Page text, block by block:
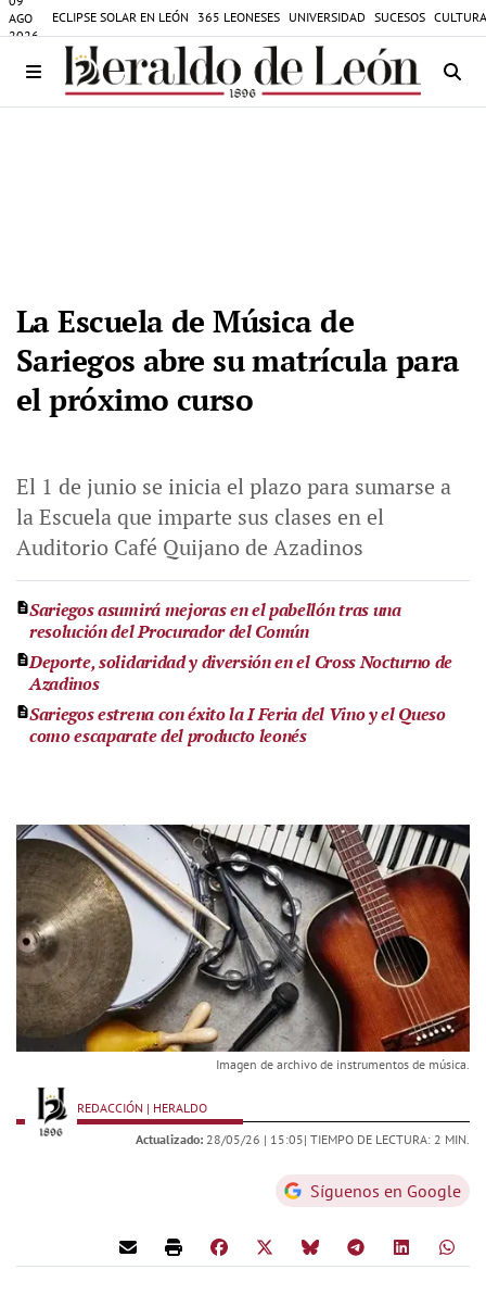
AGO
2026
ECLIPSE SOLAR EN LEÓN 365 LEONESES UNIVERSIDAD SUCESOS
La Escuela de Música de
Sariegos abre su matrícula para
el próximo curso
El 1 de junio se inicia el plazo para sumarse a
la Escuela que imparte sus clases en el
Auditorio Café Quijano de Azadinos
Sariegos asumirá mejoras en el pabellón tras una
resolución del Procurador del Común
Deporte, solidaridad y diversión en el Cross Nocturno de
Azadinos
Sariegos estrena con éxito la I Feria del Vino y el Queso
como escaparate del producto leonés
Imagen de archivo de instrumentos de música.
REDACCIÓN | HERALDO
Actualizado: 28/05/26 | 15:05| TIEMPO DE LECTURA: 2 MIN.
Síguenos en Google